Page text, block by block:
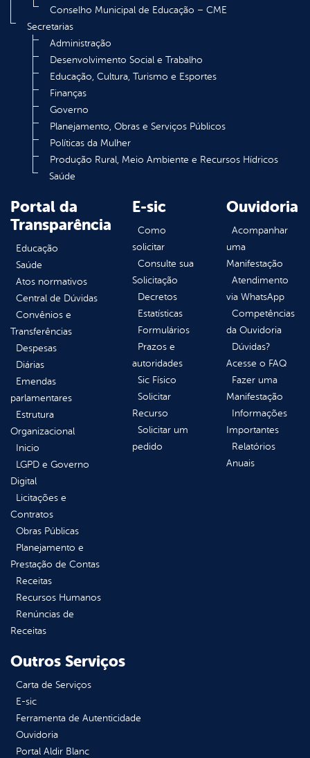
Conselho Municipal de Educação – CME
Secretarias
Administração
Desenvolvimento Social e Trabalho
Educação, Cultura, Turismo e Esportes
Finanças
Governo
Planejamento, Obras e Serviços Públicos
Políticas da Mulher
Produção Rural, Meio Ambiente e Recursos Hídricos
Saúde
Portal da
Transparência
Educação
Saúde
Atos normativos
Central de Dúvidas
Convênios e
Transferências
Despesas
Diárias
Emendas
parlamentares
Estrutura
Organizacional
Inicio
LGPD e Governo
Digital
Licitações e
Contratos
Obras Públicas
Planejamento e
Prestação de Contas
Receitas
Recursos Humanos
Renúncias de
Receitas
E-sic
Como
solicitar
Consulte sua
Solicitação
Decretos
Estatísticas
Formulários
Prazos e
autoridades
Sic Físico
Solicitar
Recurso
Solicitar um
pedido
Ouvidoria
Acompanhar
uma
Manifestação
Atendimento
via WhatsApp
Competências
da Ouvidoria
Dúvidas?
Acesse o FAQ
Fazer uma
Manifestação
Informações
Importantes
Relatórios
Anuais
Outros Serviços
Carta de Serviços
E-sic
Ferramenta de Autenticidade
Ouvidoria
Portal Aldir Blanc